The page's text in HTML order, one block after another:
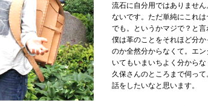
流石に自分用ではありませ
ないです。ただ単純にこれは
でも。というかマジで？と言
僕は革のことをそれほど分
のか全然分からなくて。エ
いてもいまいちよく分から
久保さんのところまで伺っ
話をしたいなと思います。